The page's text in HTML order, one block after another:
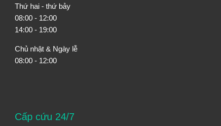
Thứ hai - thứ bảy
08:00 - 12:00
14:00 - 19:00
Chủ nhật & Ngày lễ
08:00 - 12:00
Cấp cứu 24/7